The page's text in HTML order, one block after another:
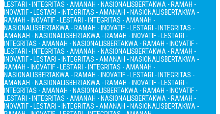
LESTARI - INTEGRITAS - AMANAH - NASIONALISBERTAKWA - RAMAH -
INOVATIF - LESTARI - INTEGRITAS - AMANAH - NASIONALISBERTAKWA -
RAMAH - INOVATIF - LESTARI - INTEGRITAS - AMANAH -
NASIONALISBERTAKWA - RAMAH - INOVATIF - LESTARI - INTEGRITAS -
AMANAH - NASIONALISBERTAKWA - RAMAH - INOVATIF - LESTARI -
INTEGRITAS - AMANAH - NASIONALISBERTAKWA - RAMAH - INOVATIF -
LESTARI - INTEGRITAS - AMANAH - NASIONALISBERTAKWA - RAMAH -
INOVATIF - LESTARI - INTEGRITAS - AMANAH - NASIONALISBERTAKWA -
RAMAH - INOVATIF - LESTARI - INTEGRITAS - AMANAH -
NASIONALISBERTAKWA - RAMAH - INOVATIF - LESTARI - INTEGRITAS -
AMANAH - NASIONALISBERTAKWA - RAMAH - INOVATIF - LESTARI -
INTEGRITAS - AMANAH - NASIONALISBERTAKWA - RAMAH - INOVATIF -
LESTARI - INTEGRITAS - AMANAH - NASIONALISBERTAKWA - RAMAH -
INOVATIF - LESTARI - INTEGRITAS - AMANAH - NASIONALISBERTAKWA -